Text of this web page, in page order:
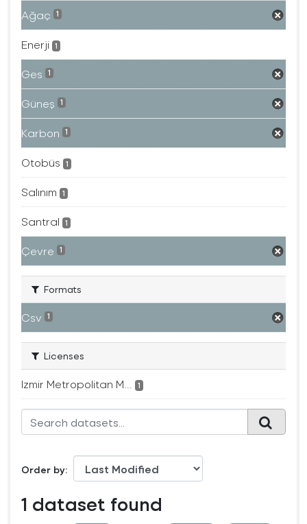
Ağaç 1
Enerji 1
Ges 1
Güneş 1
Karbon 1
Otobüs 1
Salınım 1
Santral 1
Çevre 1
Formats
Csv 1
Licenses
Izmir Metropolitan M... 1
Order by
1 dataset found